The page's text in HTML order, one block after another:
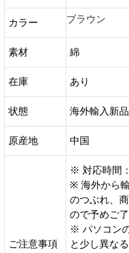
カラー ブラウン
素材 綿
在庫 あり
状態 海外輸入新品
原産地 中国
ご注意事項
※ 対応時間
※ 海外から
のつぶれ、
ので予めご
※ パソコン
と少し異な